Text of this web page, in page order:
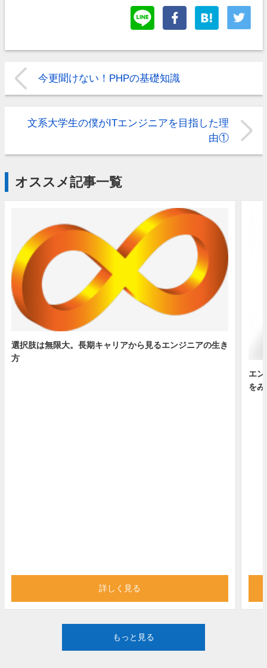
今更聞けない！PHPの基礎知識
文系大学生の僕がITエンジニアを目指した理
由①
オススメ記事一覧
選択肢は無限大。長期キャリアから見るエンジニアの生き
方
詳しく見る
エ
を
もっと見る